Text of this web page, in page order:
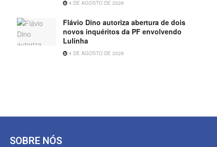
4 DE AGOSTO DE 2026
Flávio Dino autoriza abertura de dois
novos inquéritos da PF envolvendo
Lulinha
4 DE AGOSTO DE 2026
SOBRE NÓS